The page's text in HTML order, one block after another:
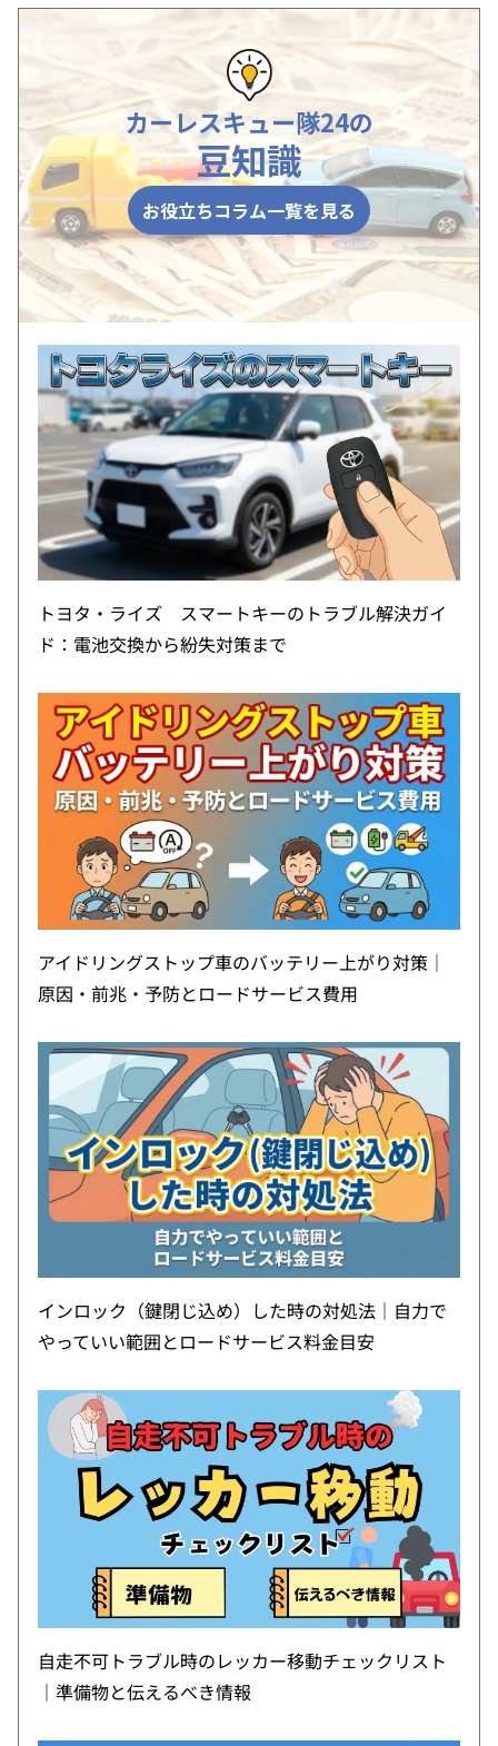
カーレスキュー隊24の
豆知識
お役立ちコラム一覧を見る
トヨタ・ライズ スマートキーのトラブル解決ガイ
ド：電池交換から紛失対策まで
アイドリングストップ車のバッテリー上がり対策｜
原因・前兆・予防とロードサービス費用
インロック（鍵閉じ込め）した時の対処法｜自力で
やっていい範囲とロードサービス料金目安
自走不可トラブル時のレッカー移動チェックリスト
｜準備物と伝えるべき情報